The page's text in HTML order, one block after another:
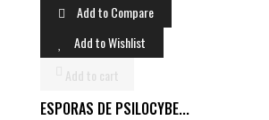
Add to Compare
Add to Wishlist
Add to cart
ESPORAS DE PSILOCYBE...